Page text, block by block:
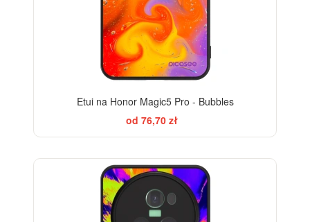
Etui na Honor Magic5 Pro - Bubbles
od 76,70 zł